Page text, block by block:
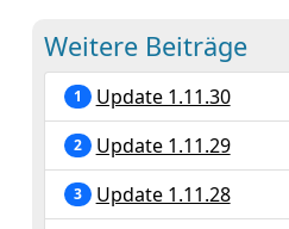
Weitere Beiträge
1 Update 1.11.30
2 Update 1.11.29
3 Update 1.11.28